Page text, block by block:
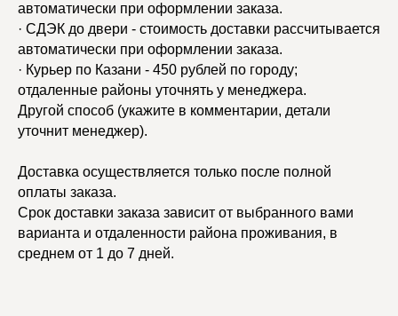
автоматически при оформлении заказа.
· СДЭК до двери - стоимость доставки рассчитывается
автоматически при оформлении заказа.
· Курьер по Казани - 450 рублей по городу;
отдаленные районы уточнять у менеджера.
Другой способ (укажите в комментарии, детали
уточнит менеджер).
Доставка осуществляется только после полной
оплаты заказа.
Срок доставки заказа зависит от выбранного вами
варианта и отдаленности района проживания, в
среднем от 1 до 7 дней.